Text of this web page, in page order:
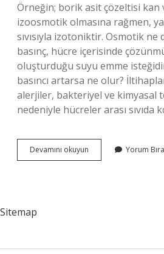
Örneğin; borik asit çözeltisi kan
izoosmotik olmasına rağmen,
sıvısıyla izotoniktir. Osmotik ne
basınç, hücre içerisinde
oluşturduğu suyu emme
basıncı artarsa ne olur?
alerjiler, bakteriyel ve kimyasal
nedeniyle hücreler arası sıvıda
Devamını okuyun Hipoozmotik
Ne
Yorum
Sitemap